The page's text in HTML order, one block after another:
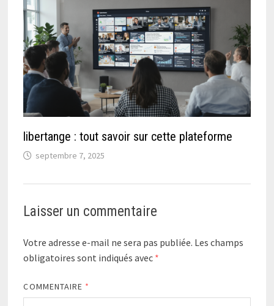
libertange : tout savoir sur cette plateforme
septembre 7, 2025
Laisser un commentaire
Votre adresse e-mail ne sera pas publiée. Les champs
obligatoires sont indiqués avec *
COMMENTAIRE *